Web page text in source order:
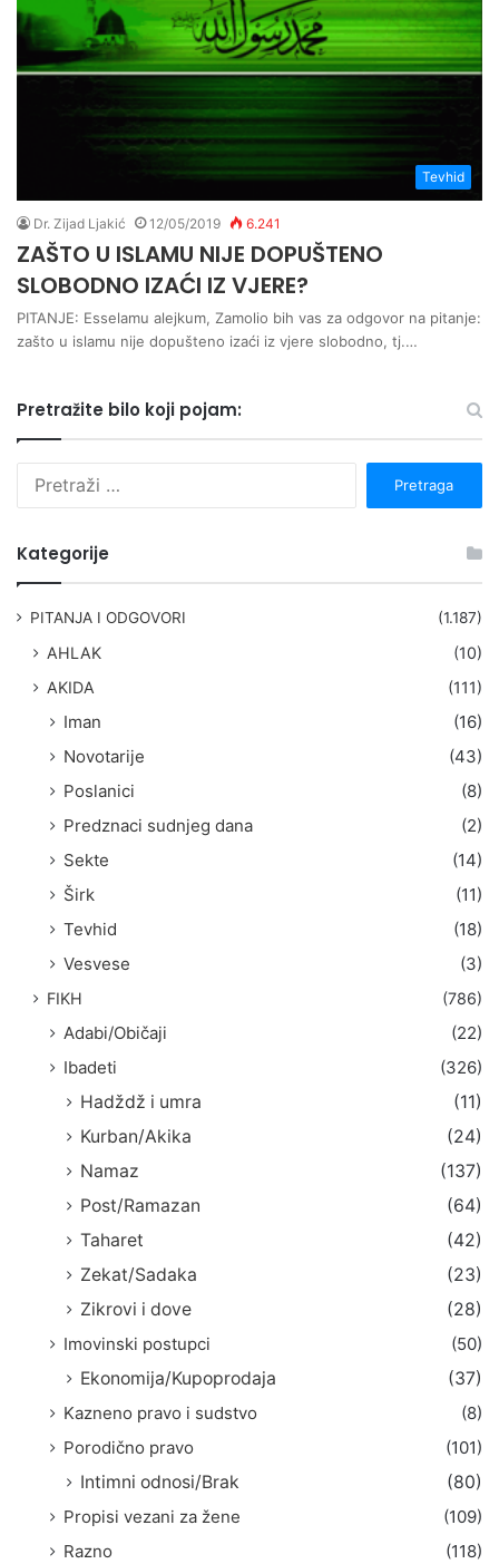
Tevhid
Dr. Zijad Ljakić 12/05/2019 6.241
ZAŠTO U ISLAMU NIJE DOPUŠTENO
SLOBODNO IZAĆI IZ VJERE?
PITANJE: Esselamu alejkum, Zamolio bih vas za odgovor na pitanje:
zašto u islamu nije dopušteno izaći iz vjere slobodno, tj.…
Pretražite bilo koji pojam:
Kategorije
PITANJA I ODGOVORI (1.187)
AHLAK
(10)
AKIDA
(111)
Iman
(16)
Novotarije
(43)
Poslanici
(8)
Predznaci sudnjeg dana
(2)
Sekte
(14)
Širk
(11)
Tevhid
(18)
Vesvese
(3)
FIKH (786)
Adabi/Običaji
(22)
Ibadeti
(326)
Hadždž i umra
(11)
Kurban/Akika
(24)
Namaz
(137)
Post/Ramazan
(64)
Taharet
(42)
Zekat/Sadaka
(23)
Zikrovi i dove
(28)
Imovinski postupci
(50)
Ekonomija/Kupoprodaja
(37)
Kazneno pravo i sudstvo
(8)
Porodično pravo
(101)
Intimni odnosi/Brak
(80)
Propisi vezani za žene
(109)
Razno
(118)